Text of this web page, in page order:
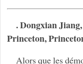
. Dongxian Jiang,
Princeton,
Alors que les